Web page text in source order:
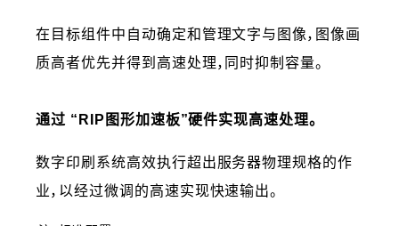
在目标组件中自动确定和管理文字与图像，图像画
质高者优先并得到高速处理，同时抑制容量。
通过 “RIP图形加速板”硬件实现高速处理。
数字印刷系统高效执行超出服务器物理规格的作
业，以经过微调的高速实现快速输出。